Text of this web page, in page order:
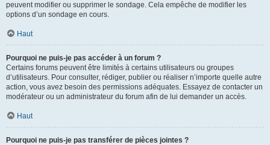
peuvent modifier ou supprimer le sondage. Cela empêche de modifier les
options d’un sondage en cours.
Haut
Pourquoi ne puis-je pas accéder à un forum ?
Certains forums peuvent être limités à certains utilisateurs ou groupes
d’utilisateurs. Pour consulter, rédiger, publier ou réaliser n’importe quelle autre
action, vous avez besoin des permissions adéquates. Essayez de contacter un
modérateur ou un administrateur du forum afin de lui demander un accès.
Haut
Pourquoi ne puis-je pas transférer de pièces jointes ?